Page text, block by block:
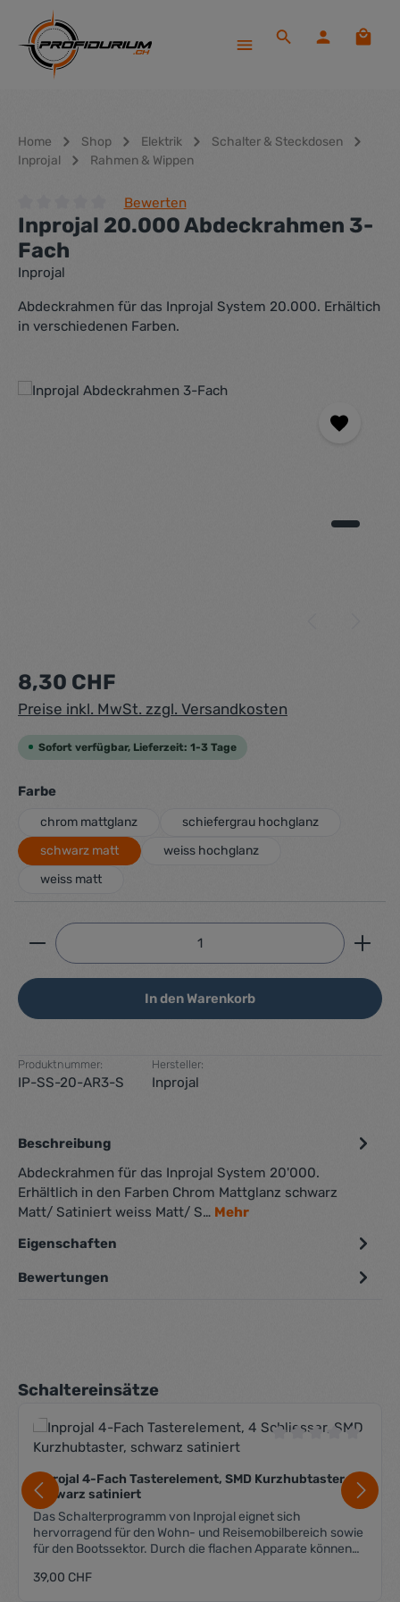
Zum Hauptinhalt springen
Home Shop Elektrik
Schalter & Steckdosen
Inprojal
Rahmen & Wippen
Durchschnittliche Bewertung von 0 von 5 Sternen
Bewerten
Inprojal 20.000 Abdeckrahmen 3-
Fach
Inprojal
Abdeckrahmen für das Inprojal System 20.000. Erhältich
in verschiedenen Farben.
Bildergalerie überspringen
Regulärer Preis:
8,30 CHF
Preise inkl. MwSt. zzgl. Versandkosten
Sofort verfügbar, Lieferzeit: 1-3 Tage
Farbeauswählen
chrom mattglanz
schiefergrau hochglanz
schwarz matt
weiss hochglanz
weiss matt
Produkt Anzahl: Gib den gewünschten Wert ein
In den Warenkorb
Produktnummer:
IP-SS-20-AR3-S
Hersteller:
Inprojal
Beschreibung
Abdeckrahmen für das Inprojal System 20'000.
Erhältlich in den Farben Chrom Mattglanz schwarz
Matt/ Satiniert weiss Matt/ S… Mehr
Eigenschaften
Bewertungen
Produktgalerie überspringen
Schaltereinsätze
Inprojal 4-Fach Tasterelement, SMD Kurzhubtaster,
schwarz satiniert
Das Schalterprogramm von Inprojal eignet sich
hervorragend für den Wohn- und Reisemobilbereich sowie
für den Bootssektor. Durch die flachen Apparate können
werden. Passend für das System 10.000 und 20.000 (für
Regulärer Preis:
39,00 CHF